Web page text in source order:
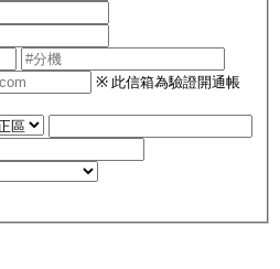
※ 此信箱為驗證開通帳